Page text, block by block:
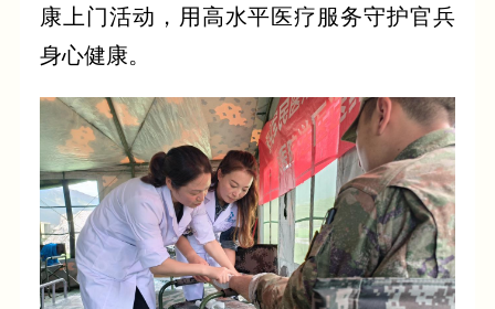
康上门活动，用高水平医疗服务守护官兵
身心健康。